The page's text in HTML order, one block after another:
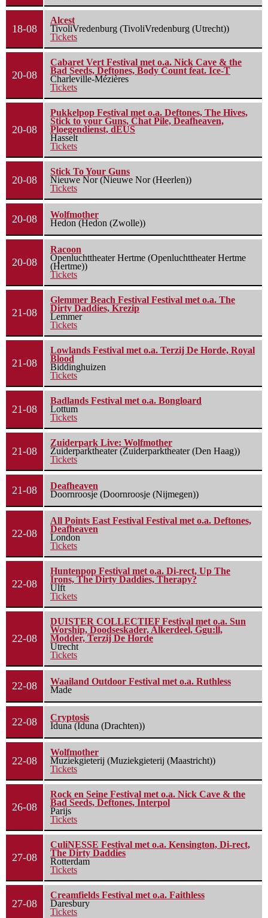
18-08
Alcest
TivoliVredenburg (TivoliVredenburg (Utrecht))
Tickets
20-08
Cabaret Vert Festival met o.a. Nick Cave & the
Bad Seeds, Deftones, Body Count feat. Ice-T
Charleville-Mézières
Tickets
20-08
Pukkelpop Festival met o.a. Deftones, The Hives,
Stick to your Guns, Chat Pile, Deafheaven,
Ploegendienst, dEUS
Hasselt
Tickets
20-08
Stick To Your Guns
Nieuwe Nor (Nieuwe Nor (Heerlen))
Tickets
20-08
Wolfmother
Hedon (Hedon (Zwolle))
20-08
Racoon
Openluchttheater Hertme (Openluchttheater Hertme
(Hertme))
Tickets
21-08
Glemmer Beach Festival Festival met o.a. The
Dirty Daddies, Krezip
Lemmer
Tickets
21-08
Lowlands Festival met o.a. Terzij De Horde, Royal
Blood
Biddinghuizen
Tickets
21-08
Badlands Festival met o.a. Bongloard
Lottum
Tickets
21-08
Zuiderpark Live: Wolfmother
Zuiderparktheater (Zuiderparktheater (Den Haag))
Tickets
21-08
Deafheaven
Doornroosje (Doornroosje (Nijmegen))
22-08
All Points East Festival Festival met o.a. Deftones,
Deafheaven
London
Tickets
22-08
Huntenpop Festival met o.a. Di-rect, Up The
Irons, The Dirty Daddies, Therapy?
Ulft
Tickets
22-08
DUISTER COLLECTIEF Festival met o.a. Sun
Worship, Doodseskader, Alkerdeel, Ggu:ll,
Modder, Terzij De Horde
Utrecht
Tickets
22-08
Waailand Outdoor Festival met o.a. Ruthless
Made
22-08
Cryptosis
Iduna (Iduna (Drachten))
22-08
Wolfmother
Muziekgieterij (Muziekgieterij (Maastricht))
Tickets
26-08
Rock en Seine Festival met o.a. Nick Cave & the
Bad Seeds, Deftones, Interpol
Parijs
Tickets
27-08
CuliNESSE Festival met o.a. Kensington, Di-rect,
The Dirty Daddies
Rotterdam
Tickets
27-08
Creamfields Festival met o.a. Faithless
Daresbury
Tickets